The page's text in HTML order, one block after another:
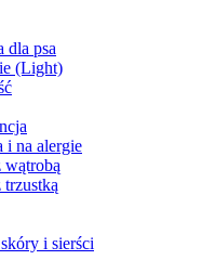
dla psa
(Light)
i na alergie
wątrobą
trzustką
i sierści